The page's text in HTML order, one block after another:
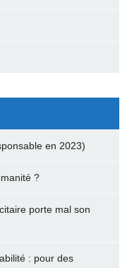
en 2023)
?
porte mal son
: pour des